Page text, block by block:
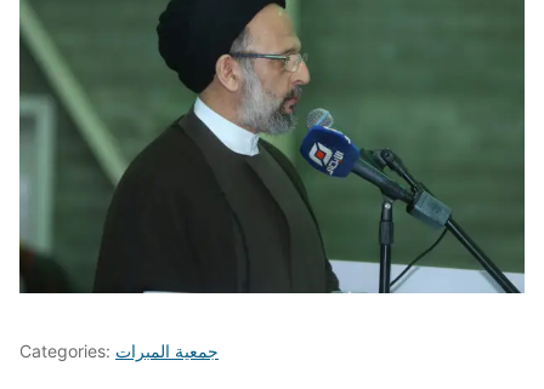
Categories: جمعية المبرات